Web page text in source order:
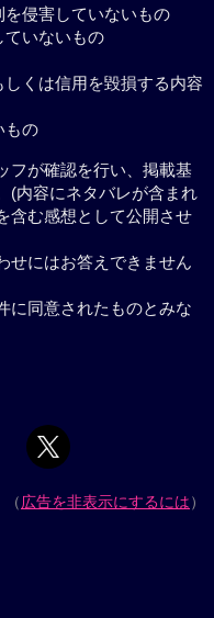
侵害していないもの
ていないもの
くは信用を毀損する内容
もの
フが確認を行い、掲載基
(内容にネタバレが含まれ
含む感想として公開させ
せにはお答えできません
に同意されたものとみな
（広告を非表示にするには）